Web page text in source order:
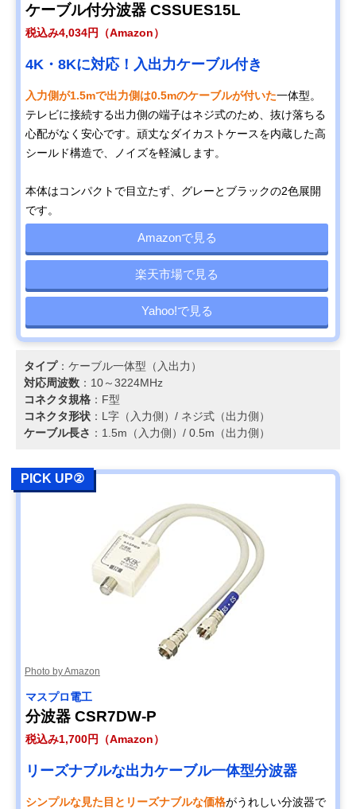
ケーブル付分波器 CSSUES15L
税込み4,034円（Amazon）
4K・8Kに対応！入出力ケーブル付き
入力側が1.5mで出力側は0.5mのケーブルが付いた一体型。
テレビに接続する出力側の端子はネジ式のため、抜け落ちる
心配がなく安心です。頑丈なダイカストケースを内蔵した高
シールド構造で、ノイズを軽減します。
本体はコンパクトで目立たず、グレーとブラックの2色展開
です。
Amazonで見る
楽天市場で見る
Yahoo!で見る
タイプ：ケーブル一体型（入出力）
対応周波数 ：10～3224MHz
コネクタ規格 ：F型
コネクタ形状 ：L字（入力側）/ ネジ式（出力側）
ケーブル長さ ：1.5m（入力側）/ 0.5m（出力側）
PICK UP②
Photo by Amazon
マスプロ電工
分波器 CSR7DW-P
税込み1,700円（Amazon）
リーズナブルな出力ケーブル一体型分波器
シンプルな見た目とリーズナブルな価格がうれしい分波器で